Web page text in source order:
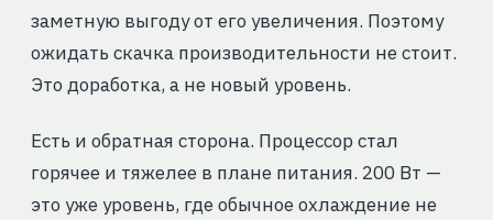
заметную выгоду от его увеличения. Поэтому
ожидать скачка производительности не стоит.
Это доработка, а не новый уровень.
Есть и обратная сторона. Процессор стал
горячее и тяжелее в плане питания. 200 Вт —
это уже уровень, где обычное охлаждение не